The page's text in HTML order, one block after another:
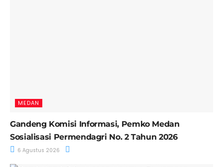
MEDAN
Gandeng Komisi Informasi, Pemko Medan
Sosialisasi Permendagri No. 2 Tahun 2026
6 Agustus 2026